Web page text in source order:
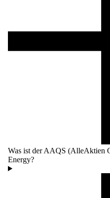
Was ist der AAQS (AlleAktien
Energy?